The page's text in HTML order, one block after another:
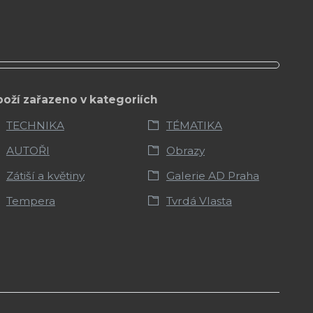
zařazeno v kategoriích
TECHNIKA
TÉMATIKA
AUTOŘI
Obrazy
Zátiší a květiny
Galerie AD Praha
Tempera
Tvrdá Vlasta